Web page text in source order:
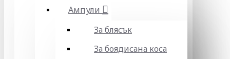
Ампули
За блясък
За боядисана коса